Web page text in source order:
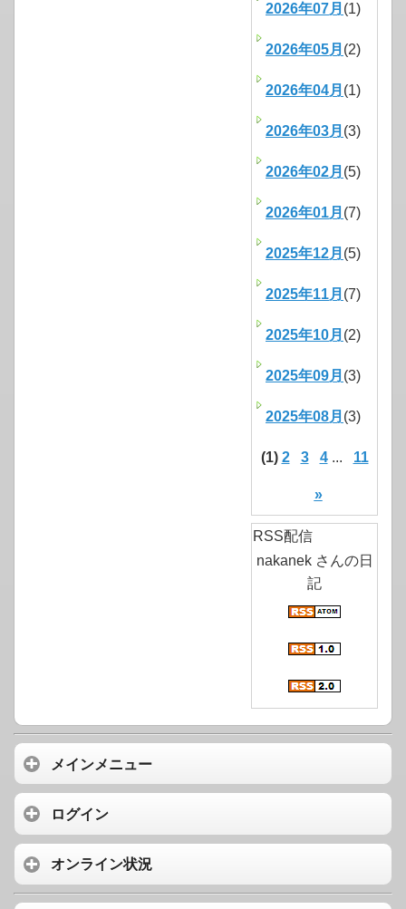
2026年07月 (1)
2026年05月 (2)
2026年04月 (1)
2026年03月 (3)
2026年02月 (5)
2026年01月 (7)
2025年12月 (5)
2025年11月 (7)
2025年10月 (2)
2025年09月 (3)
2025年08月 (3)
(1) 2 3 4... 11
»
RSS配信
nakanek さんの日
記
メインメニュー
ログイン
オンライン状況